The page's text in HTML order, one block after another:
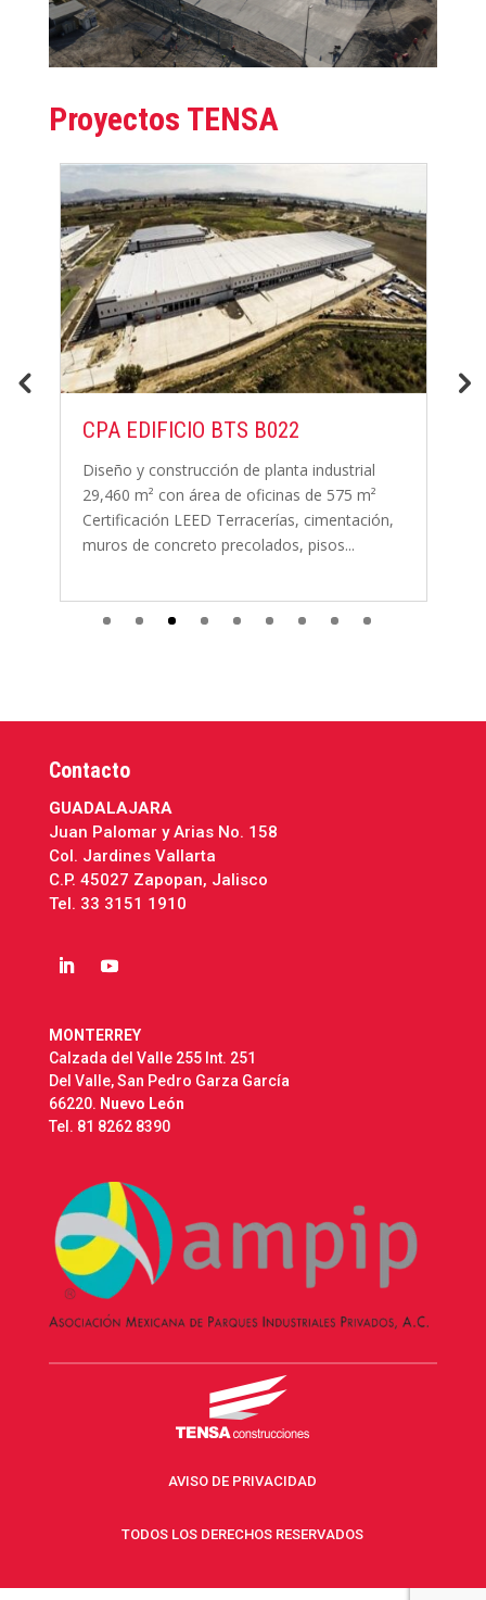
Proyectos TENSA
CPA EDIFICIO BTS B022
Diseño y construcción de planta industrial
29,460 m² con área de oficinas de 575 m²
Certificación LEED Terracerías, cimentación,
muros de concreto precolados, pisos...
Contacto
GUADALAJARA
Juan Palomar y Arias No. 158
Col. Jardines Vallarta
C.P. 45027 Zapopan, Jalisco
Tel. 33 3151 1910
MONTERREY
Calzada del Valle 255 Int. 251
Del Valle, San Pedro Garza García
66220. Nuevo León
Tel. 81 8262 8390
AVISO DE PRIVACIDAD
TODOS LOS DERECHOS RESERVADOS